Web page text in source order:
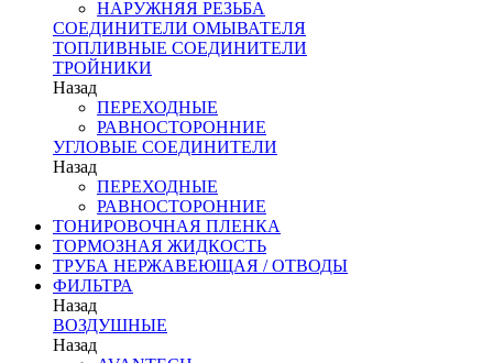
НАРУЖНЯЯ РЕЗЬБА
СОЕДИНИТЕЛИ ОМЫВАТЕЛЯ
ТОПЛИВНЫЕ СОЕДИНИТЕЛИ
ТРОЙНИКИ
Назад
ПЕРЕХОДНЫЕ
РАВНОСТОРОННИЕ
УГЛОВЫЕ СОЕДИНИТЕЛИ
Назад
ПЕРЕХОДНЫЕ
РАВНОСТОРОННИЕ
ТОНИРОВОЧНАЯ ПЛЕНКА
ТОРМОЗНАЯ ЖИДКОСТЬ
ТРУБА НЕРЖАВЕЮЩАЯ / ОТВОДЫ
ФИЛЬТРА
Назад
ВОЗДУШНЫЕ
Назад